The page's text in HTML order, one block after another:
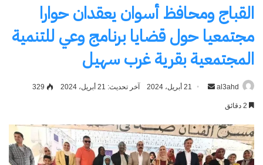
القباج ومحافظ أسوان يعقدان حوارا
مجتمعيا حول قضايا برنامج وعي للتنمية
المجتمعية بقرية غرب سهيل
al3ahd
أرسل
21 أبريل، 2024 آخر تحديث: 21 أبريل، 2024 329